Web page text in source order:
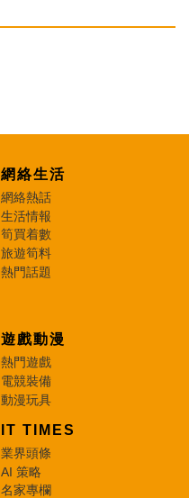
網絡生活
網絡熱話
生活情報
筍買着數
旅遊筍料
熱門話題
遊戲動漫
熱門遊戲
電競裝備
動漫玩具
IT TIMES
業界頭條
AI 策略
名家專欄